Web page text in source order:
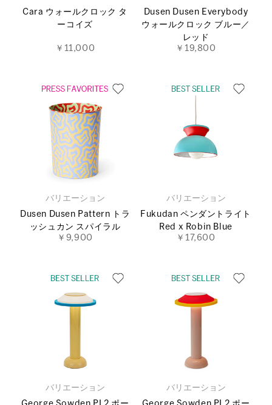
Cara ウォールクロック タ
ーコイズ
￥11,000
Dusen Dusen Everybody
ウォールクロック ブルー／
レッド
￥19,800
バリエーション
Dusen Dusen Pattern トラ
ッシュカン スパイラル
￥9,900
バリエーション
Fukudan ペンダントライト
Red x Robin Blue
￥17,600
バリエーション
バリエーション